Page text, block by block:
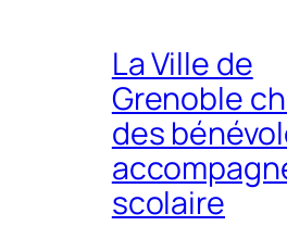
La Ville de
Grenoble
des
scolaire